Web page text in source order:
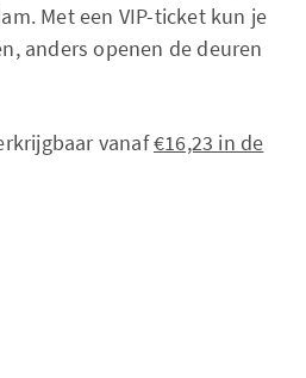
Met een VIP-ticket kun je
anders openen de deuren
vanaf€16,23 in de